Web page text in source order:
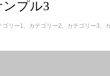
プル3
ゴリー1 カテゴリー2 カテゴリー3